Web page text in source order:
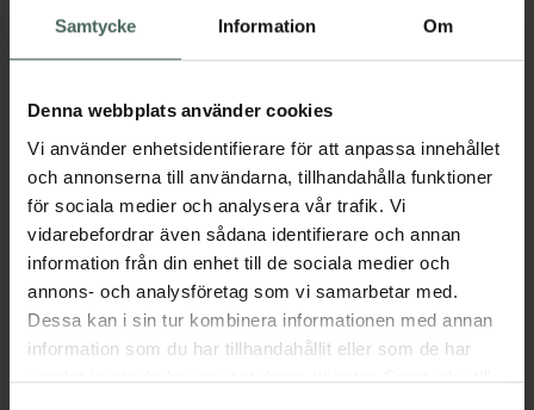
Samtycke Information Om
Denna webbplats använder cookies
Vi använder enhetsidentifierare för att anpassa innehållet
och annonserna till användarna, tillhandahålla funktioner
för sociala medier och analysera vår trafik. Vi
vidarebefordrar även sådana identifierare och annan
information från din enhet till de sociala medier och
annons- och analysföretag som vi samarbetar med.
Dessa kan i sin tur kombinera informationen med annan
information som du har tillhandahållit eller som de har
samlat in när du har använt deras tjänster. Samtycke till
I apotek: 305,09 kr
Aktuella erbjudanden
Beskrivning Dölj
EAN:05099151936219